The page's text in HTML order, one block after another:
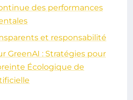
des performances
et responsabilité
GreenAI : Stratégies pour
Écologique de